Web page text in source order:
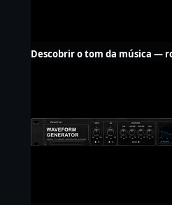
Descobrir o tom da música —